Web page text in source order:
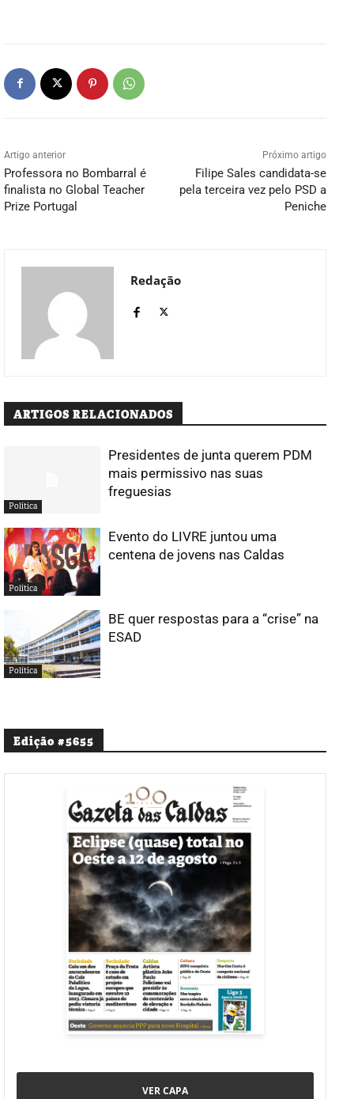
Artigo anterior
Professora no Bombarral é
finalista no Global Teacher
Prize Portugal
Próximo artigo
Filipe Sales candidata-se
pela terceira vez pelo PSD a
Peniche
Redação
ARTIGOS RELACIONADOS
Política
Presidentes de junta querem PDM
mais permissivo nas suas
freguesias
Política
Evento do LIVRE juntou uma
centena de jovens nas Caldas
Política
BE quer respostas para a “crise” na
ESAD
Edição #5655
VER CAPA